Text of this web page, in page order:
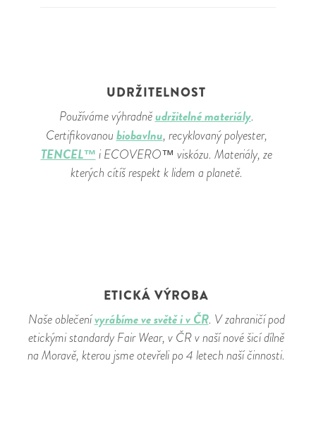
UDRŽITELNOST
Používáme výhradněudržitelné materiály.
Certifikovanou biobavlnu, recyklovaný polyester,
TENCEL™ i ECOVERO™ viskózu. Materiály, ze
kterých cítíš respekt k lidem a planetě.
ETICKÁ VÝROBA
Naše oblečenívyrábíme ve světě i v ČR. V zahraničí pod
etickými standardy Fair Wear, v ČR v naší nové šicí dílně
na Moravě, kterou jsme otevřeli po 4 letech naší činnosti.